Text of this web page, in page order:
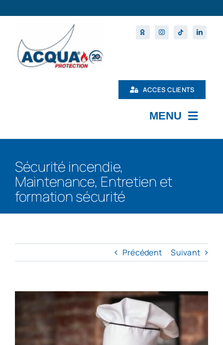
ACCES CLIENTS
MENU
Sécurité incendie,
Maintenance, Entretien et
formation sécurité
Précédent Suivant
agrandie